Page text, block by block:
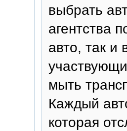
выбрать
агентства
авто, так
мыть
Каждый
которая